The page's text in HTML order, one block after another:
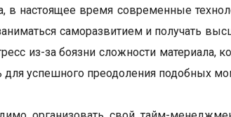
в настоящее время современные
саморазвитием и получать
из-за боязни сложности материала,
успешного преодоления подобных